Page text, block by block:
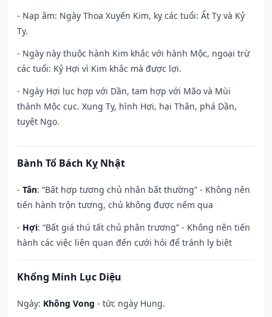
- Nạp âm: Ngày Thoa Xuyến Kim, kỵ các tuổi: Ất Tỵ và Kỷ
Tỵ.
- Ngày này thuộc hành Kim khắc với hành Mộc, ngoại trừ
các tuổi: Kỷ Hợi vì Kim khắc mà được lợi.
- Ngày Hợi lục hợp với Dần, tam hợp với Mão và Mùi
thành Mộc cục. Xung Tỵ, hình Hợi, hại Thân, phá Dần,
tuyệt Ngọ.
Bành Tổ Bách Kỵ Nhật
- Tân: “Bất hợp tương chủ nhân bất thường” - Không nên
tiến hành trộn tương, chủ không được nếm qua
- Hợi: “Bất giá thú tất chủ phân trương” - Không nên tiến
hành các việc liên quan đến cưới hỏi để tránh ly biệt
Khổng Minh Lục Diệu
Ngày: Không Vong - tức ngày Hung.